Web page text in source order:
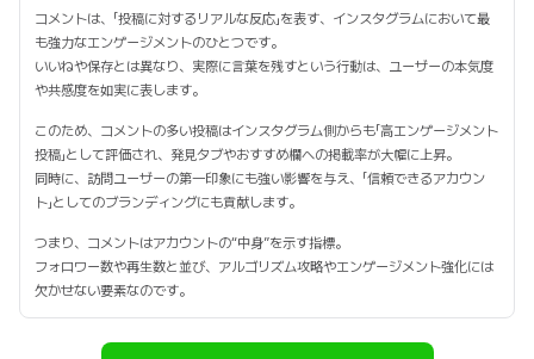
コメントは、「投稿に対するリアルな反応」を表す、インスタグラムにおいて最
も強力なエンゲージメントのひとつです。
いいねや保存とは異なり、実際に言葉を残すという行動は、ユーザーの本気度
や共感度を如実に表します。
このため、コメントの多い投稿はインスタグラム側からも「高エンゲージメント
投稿」として評価され、発見タブやおすすめ欄への掲載率が大幅に上昇。
同時に、訪問ユーザーの第一印象にも強い影響を与え、「信頼できるアカウン
ト」としてのブランディングにも貢献します。
つまり、コメントはアカウントの“中身”を示す指標。
フォロワー数や再生数と並び、アルゴリズム攻略やエンゲージメント強化には
欠かせない要素なのです。